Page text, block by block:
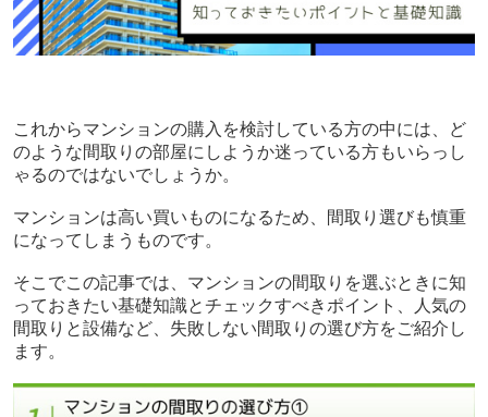
これからマンションの購入を検討している方の中には、ど
のような間取りの部屋にしようか迷っている方もいらっし
ゃるのではないでしょうか。
マンションは高い買いものになるため、間取り選びも慎重
になってしまうものです。
そこでこの記事では、マンションの間取りを選ぶときに知
っておきたい基礎知識とチェックすべきポイント、人気の
間取りと設備など、失敗しない間取りの選び方をご紹介し
ます。